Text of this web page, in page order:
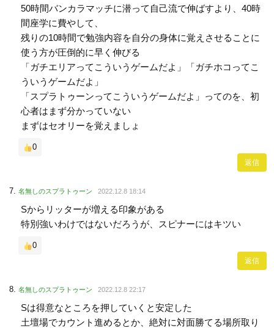
50時間バンカラマッチに潜って自己流で伸ばすより、40時
間座学に費やして、
残りの10時間で勉強内容を自分の身体に覚えさせることに
使う方が圧倒的に早く伸びる
「ガチエリアってこういうゲームだよ」「ガチホコってこ
ういうゲームだよ」
「スプラトゥーンってこういうゲームだよ」ってのを、初
心者はまず分かっていない
まずはセオリーを覚えましょ
0
返信
名無しのスプラトゥーン 2022.12.8 18:14
Sからリッターが増える印象がある
特別強いわけではないだろうが、スピナーにはキツい
0
返信
名無しのスプラトゥーン 2022.12.8 22:17
Sは得意なところを押していくと安定した
土壇場でカウント進めるとか、絶対に対面勝てる場所取り